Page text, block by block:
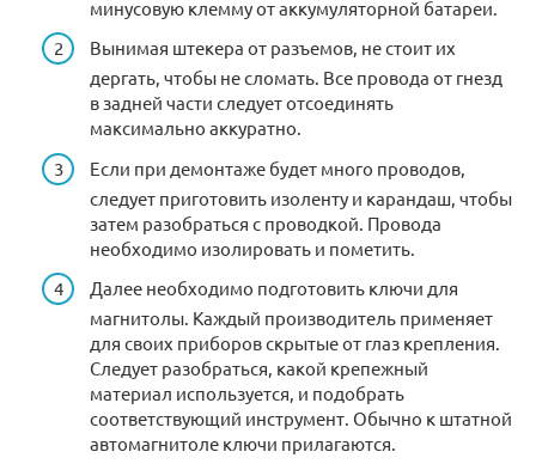
минусовую клемму от аккумуляторной батареи.
Вынимая штекера от разъемов, не стоит их
дергать, чтобы не сломать. Все провода от гнезд
в задней части следует отсоединять
максимально аккуратно.
Если при демонтаже будет много проводов,
следует приготовить изоленту и карандаш, чтобы
затем разобраться с проводкой. Провода
необходимо изолировать и пометить.
Далее необходимо подготовить ключи для
магнитолы. Каждый производитель применяет
для своих приборов скрытые от глаз крепления.
Следует разобраться, какой крепежный
материал используется, и подобрать
соответствующий инструмент. Обычно к штатной
автомагнитоле ключи прилагаются.